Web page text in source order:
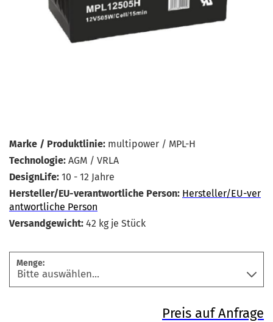
Marke / Produktlinie: multipower / MPL-H
Technologie: AGM / VRLA
DesignLife: 10 - 12 Jahre
Hersteller/EU-verantwortliche Person: Hersteller/EU-ver
antwortliche Person
Versandgewicht: 42 kg je Stück
Menge:
Preis auf Anfrage